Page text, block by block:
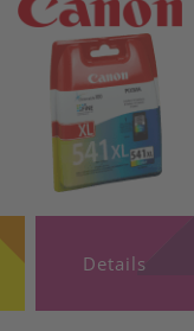
Details